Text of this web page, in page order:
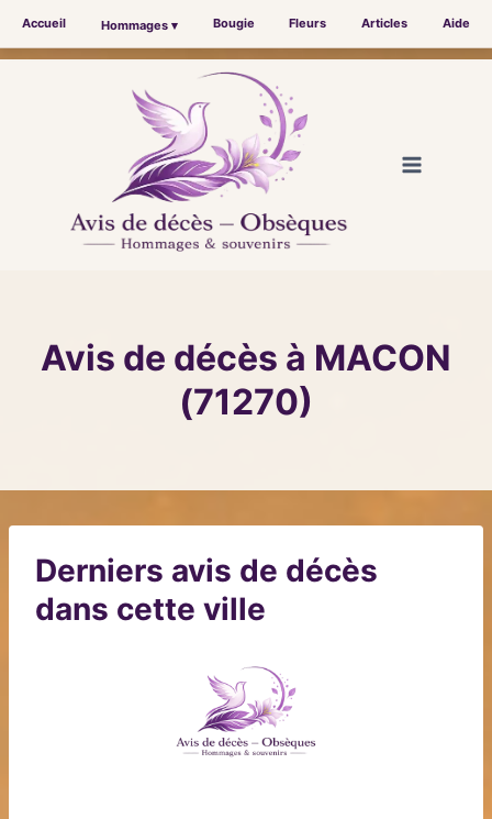
Accueil Hommages ▾ Bougie Fleurs Articles Aide
Avis de décès à MACON
(71270)
Derniers avis de décès
dans cette ville